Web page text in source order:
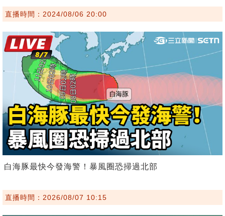
直播時間：2024/08/06 20:00
白海豚最快今發海警！暴風圈恐掃過北部
直播時間：2026/08/07 10:15